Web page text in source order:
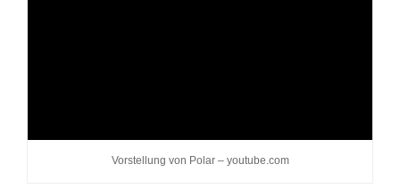
Vorstellung von Polar – youtube.com